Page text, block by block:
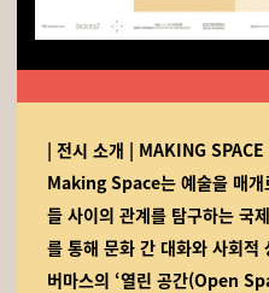
| 전시 소개 | MAKING SPACE
Making Space는 예술을 매
들 사이의 관계를 탐구하는 국
를 통해 문화 간 대화와 사회적
버마스의 ‘열린 공간(Open